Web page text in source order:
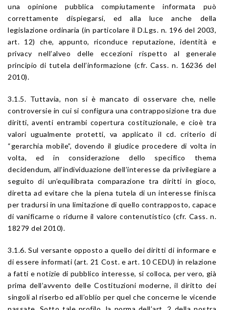
una opinione pubblica compiutamente informata può
correttamente dispiegarsi, ed alla luce anche della
legislazione ordinaria (in particolare il D.Lgs. n. 196 del 2003,
art. 12) che, appunto, riconduce reputazione, identità e
privacy nell’alveo delle eccezioni rispetto al generale
principio di tutela dell’informazione (cfr. Cass. n. 16236 del
2010).
3.1.5. Tuttavia, non si è mancato di osservare che, nelle
controversie in cui si configura una contrapposizione tra due
diritti, aventi entrambi copertura costituzionale, e cioè tra
valori ugualmente protetti, va applicato il cd. criterio di
“gerarchia mobile”, dovendo il giudice procedere di volta in
volta, ed in considerazione dello specifico thema
decidendum, all’individuazione dell’interesse da privilegiare a
seguito di un’equilibrata comparazione tra diritti in gioco,
diretta ad evitare che la piena tutela di un interesse finisca
per tradursi in una limitazione di quello contrapposto, capace
di vanificarne o ridurne il valore contenutistico (cfr. Cass. n.
18279 del 2010).
3.1.6. Sul versante opposto a quello dei diritti di informare e
di essere informati (art. 21 Cost. e art. 10 CEDU) in relazione
a fatti e notizie di pubblico interesse, si colloca, per vero, già
prima dell’avvento delle Costituzioni moderne, il diritto dei
singoli al riserbo ed all’oblio per quel che concerne le vicende